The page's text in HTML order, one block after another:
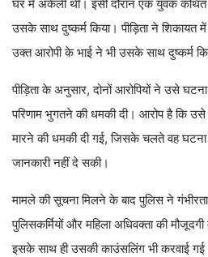
घर में अकेली थी। इसी दौरान एक युवक
उसके साथ दुष्कर्म किया। पीड़िता ने शिकायत
उक्त आरोपी के भाई ने भी उसके साथ दुष्कर्म
पीड़िता के अनुसार, दोनों आरोपियों ने उसे
परिणाम भुगतने की धमकी दी। आरोप है कि
मारने की धमकी दी गई, जिसके चलते वह
जानकारी नहीं दे सकी।
मामले की सूचना मिलने के बाद पुलिस ने
पुलिसकर्मियों और महिला अधिवक्ता की
इसके साथ ही उसकी काउंसलिंग भी करवाई